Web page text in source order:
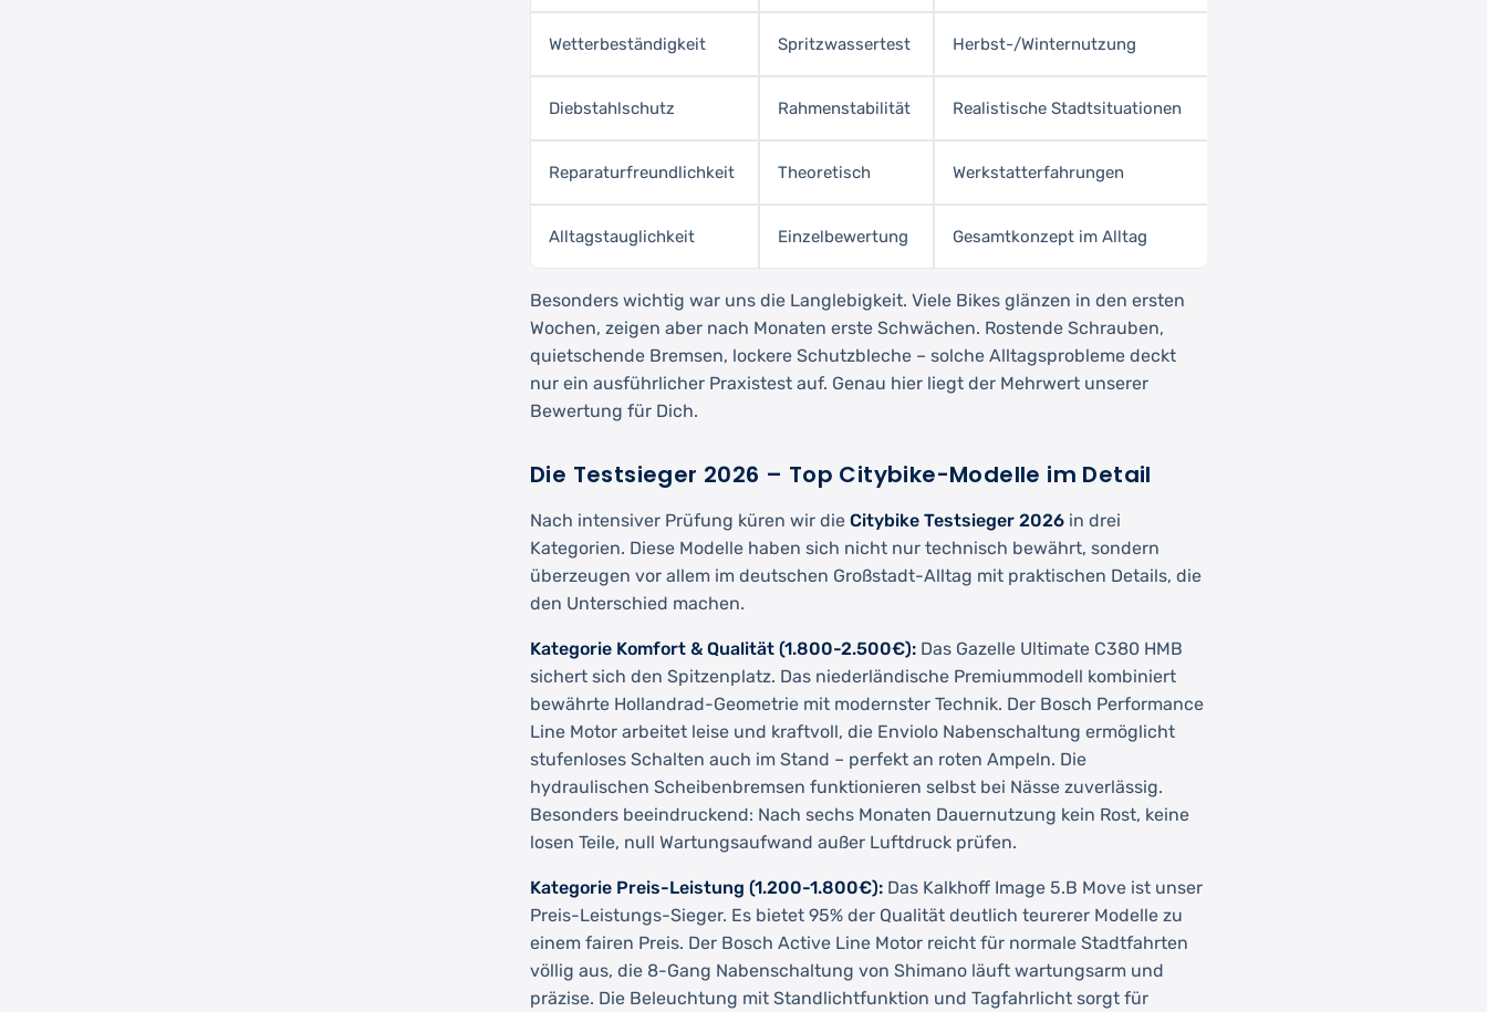
Wetterbeständigkeit Spritzwassertest Herbst-/Winternutzung
Diebstahlschutz Rahmenstabilität Realistische Stadtsituationen
Reparaturfreundlichkeit Theoretisch Werkstatterfahrungen
Alltagstauglichkeit Einzelbewertung Gesamtkonzept im Alltag
Besonders wichtig war uns die Langlebigkeit. Viele Bikes glänzen in den ersten
Wochen, zeigen aber nach Monaten erste Schwächen. Rostende Schrauben,
quietschende Bremsen, lockere Schutzbleche – solche Alltagsprobleme deckt
nur ein ausführlicher Praxistest auf. Genau hier liegt der Mehrwert unserer
Bewertung für Dich.
Die Testsieger 2026 – Top Citybike-Modelle im Detail
Nach intensiver Prüfung küren wir die Citybike Testsieger 2026 in drei
Kategorien. Diese Modelle haben sich nicht nur technisch bewährt, sondern
überzeugen vor allem im deutschen Großstadt-Alltag mit praktischen Details, die
den Unterschied machen.
Kategorie Komfort & Qualität (1.800-2.500€): Das Gazelle Ultimate C380 HMB
sichert sich den Spitzenplatz. Das niederländische Premiummodell kombiniert
bewährte Hollandrad-Geometrie mit modernster Technik. Der Bosch Performance
Line Motor arbeitet leise und kraftvoll, die Enviolo Nabenschaltung ermöglicht
stufenloses Schalten auch im Stand – perfekt an roten Ampeln. Die
hydraulischen Scheibenbremsen funktionieren selbst bei Nässe zuverlässig.
Besonders beeindruckend: Nach sechs Monaten Dauernutzung kein Rost, keine
losen Teile, null Wartungsaufwand außer Luftdruck prüfen.
Kategorie Preis-Leistung (1.200-1.800€): Das Kalkhoff Image 5.B Move ist unser
Preis-Leistungs-Sieger. Es bietet 95% der Qualität deutlich teurerer Modelle zu
einem fairen Preis. Der Bosch Active Line Motor reicht für normale Stadtfahrten
völlig aus, die 8-Gang Nabenschaltung von Shimano läuft wartungsarm und
präzise. Die Beleuchtung mit Standlichtfunktion und Tagfahrlicht sorgt für